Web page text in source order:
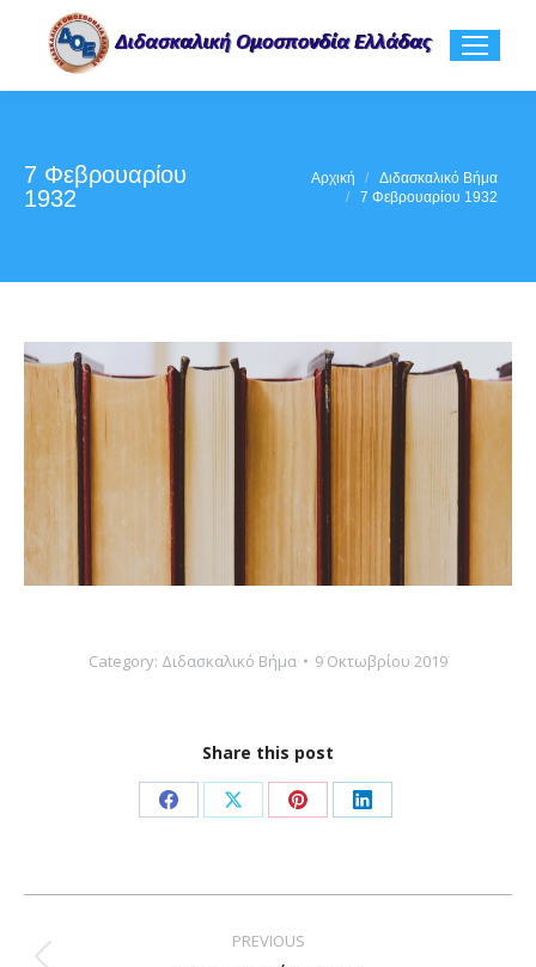
7 Φεβρουαρίου
1932
Αρχική
Διδασκαλικό Βήμα
7 Φεβρουαρίου 1932
Category: Διδασκαλικό Βήμα 9 Οκτωβρίου 2019
Share this post
Share
Facebook
Share
X
Share
Pinterest
Share
LinkedIn
navigation
PREVIOUS